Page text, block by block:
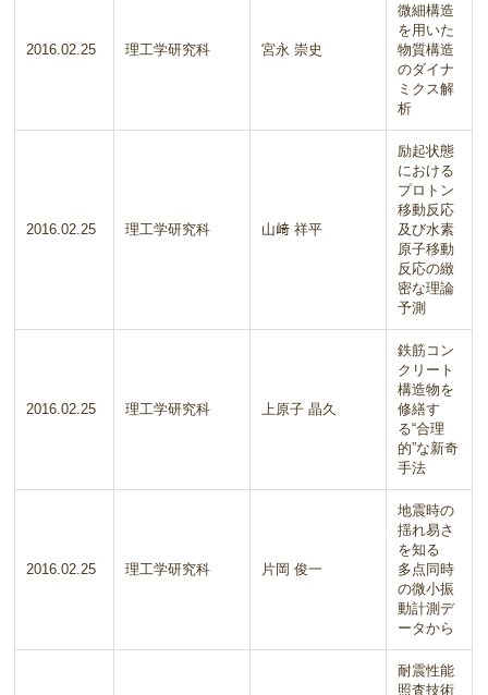
2016.02.25 理工学研究科 宮永 崇史
微細構造
を用いた
物質構造
のダイナ
ミクス解
析
2016.02.25 理工学研究科 山﨑 祥平
励起状態
における
プロトン
移動反応
及び水素
原子移動
反応の緻
密な理論
予測
2016.02.25 理工学研究科 上原子 晶久
鉄筋コン
クリート
構造物を
修繕す
る“合理
的”な新奇
手法
2016.02.25 理工学研究科 片岡 俊一
地震時の
揺れ易さ
を知る
多点同時
の微小振
動計測デ
ータから
耐震性能
照査技術